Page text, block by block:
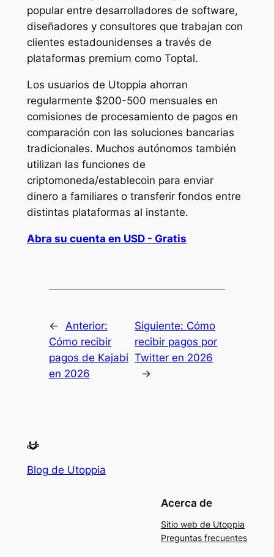
popular entre desarrolladores de software,
diseñadores y consultores que trabajan con
clientes estadounidenses a través de
plataformas premium como Toptal.
Los usuarios de Utoppia ahorran
regularmente $200-500 mensuales en
comisiones de procesamiento de pagos en
comparación con las soluciones bancarias
tradicionales. Muchos autónomos también
utilizan las funciones de
criptomoneda/establecoin para enviar
dinero a familiares o transferir fondos entre
distintas plataformas al instante.
Abra su cuenta en USD - Gratis
← Anterior:
Cómo recibir
pagos de Kajabi
en 2026
Siguiente: Cómo
recibir pagos por
Twitter en 2026
→
Blog de Utoppia
Acerca de
Sitio web de Utoppia
Preguntas frecuentes